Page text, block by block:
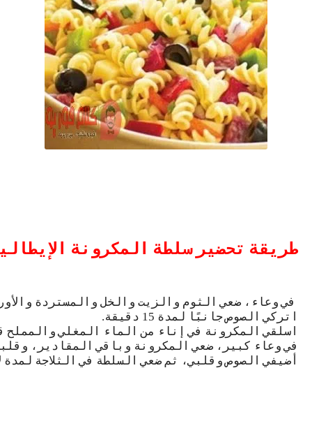
طريقة تحضير سلطة المكرونة
في وعاء، ضعي الثوم والزيت والخل والمستردة
اتركي
الصوص جانبًا لمدة دقيقة.
اسلقي المكرونة في إناء من الماء المغلي والمملح
في وعاء كبير، ضعي المكرونة وباقي المقادير،
أضيفي
الصوص وقلبي، ثم ضعي السلطة في الثلاجة لمدة